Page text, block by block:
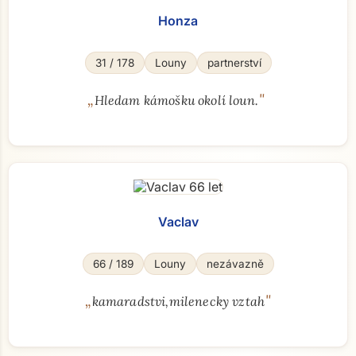
Honza
31 / 178 Louny partnerství
„Hledam kámošku okolí loun."
Vaclav
66 / 189 Louny nezávazně
„kamaradstvi,milenecky vztah"